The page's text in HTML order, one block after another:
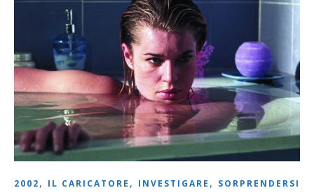
2002, IL CARICATORE , INVESTIGARE , SORPRENDERSI